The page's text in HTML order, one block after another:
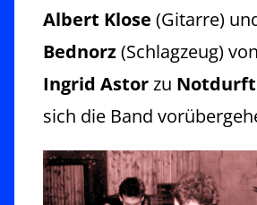
Albert Klose (Gitarre)
Bednorz(Schlagzeug)
Ingrid Astorzu Notdurft
sich die Band